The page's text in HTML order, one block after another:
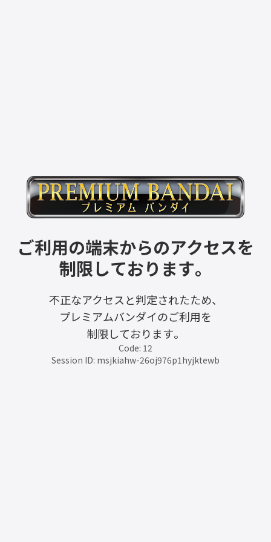
ご利用の端末からのアクセスを
制限しております。
不正なアクセスと判定されたため、
プレミアムバンダイのご利用を
制限しております。
Code: 12
Session ID: msjkiahw-26oj976p1hyjktewb